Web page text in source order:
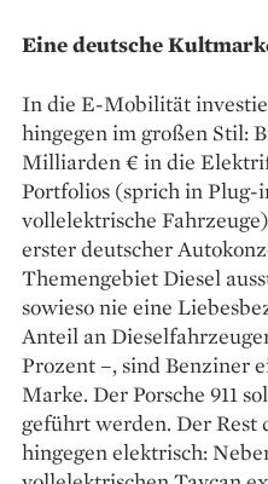
Eine deutsche
In die E-Mobilität
hingegen im großen Stil:
Milliarden € in die
Portfolios (sprich in
vollelektrische
erster deutscher
Themengebiet Diesel
sowieso nie eine
Anteil an
Prozent –, sind Benziner
Marke. Der Porsche 911
geführt werden. Der Rest
hingegen elektrisch: